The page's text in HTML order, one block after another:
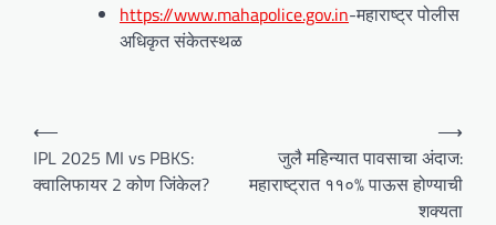
https://www.mahapolice.gov.in-महाराष्ट्र पोलीस
अधिकृत संकेतस्थळ
⟵
IPL 2025 MI vs PBKS:
क्वालिफायर 2 कोण जिंकेल?
जुलै महिन्यात पावसाचा अंदाज:
महाराष्ट्रात ११०% पाऊस होण्याची
शक्यता
⟶